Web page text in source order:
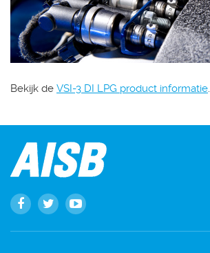
Bekijk de VSI-3 DI LPG product informatie.